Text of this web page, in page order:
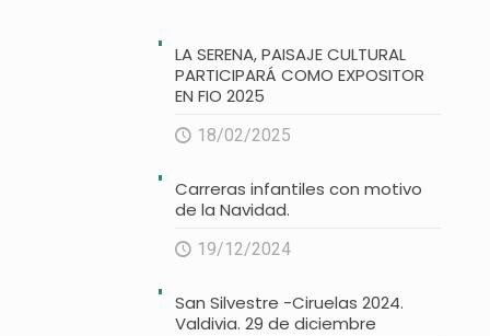
LA SERENA, PAISAJE CULTURAL
PARTICIPARÁ COMO EXPOSITOR
EN FIO 2025
18/02/2025
Carreras infantiles con motivo
de la Navidad.
19/12/2024
San Silvestre -Ciruelas 2024.
Valdivia. 29 de diciembre